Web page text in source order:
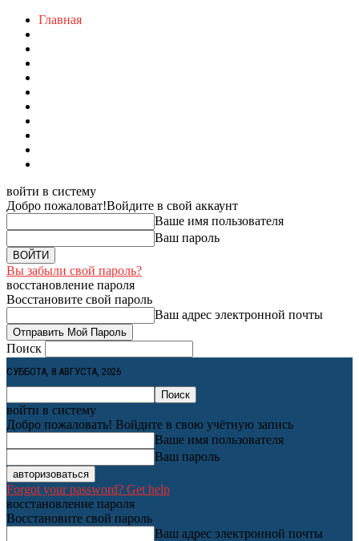
Главная
войти в систему
Добро пожаловат!Войдите в свой аккаунт
Ваше имя пользователя
Ваш пароль
Вы забыли свой пароль?
восстановление пароля
Восстановите свой пароль
Ваш адрес электронной почты
Поиск
СУББОТА, 8 АВГУСТА, 2026
войти в систему
Добро пожаловать! Войдите в свою учётную запись
Ваше имя пользователя
Ваш пароль
Forgot your password? Get help
восстановление пароля
Восстановите свой пароль
Ваш адрес электронной почты